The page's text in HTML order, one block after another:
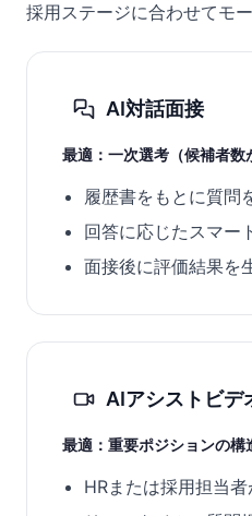
採用ステージに合わせてモ
AI対話面接
最適：一次選考（候補者数
履歴書をもとに質問
回答に応じたスマー
面接後に評価結果を
AIアシストビデ
最適：重要ポジションの構
HRまたは採用担当